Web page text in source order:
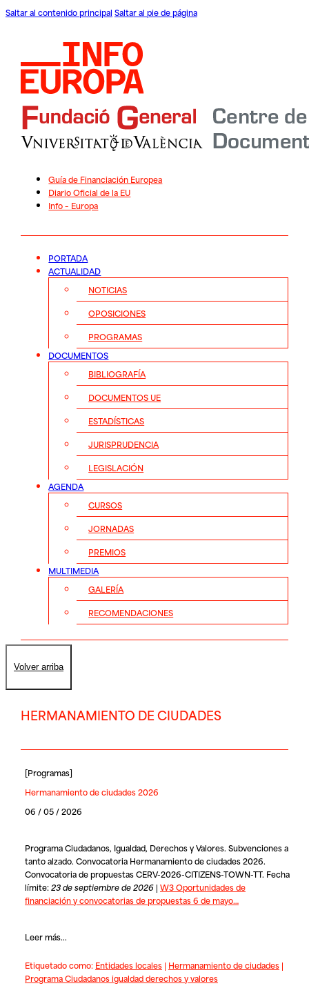
Saltar al contenido principal Saltar al pie de página
Guía de Financiación Europea
Diario Oficial de la EU
Info – Europa
PORTADA
ACTUALIDAD
NOTICIAS
OPOSICIONES
PROGRAMAS
DOCUMENTOS
BIBLIOGRAFÍA
DOCUMENTOS UE
ESTADÍSTICAS
JURISPRUDENCIA
LEGISLACIÓN
AGENDA
CURSOS
JORNADAS
PREMIOS
MULTIMEDIA
GALERÍA
RECOMENDACIONES
Volver arriba
HERMANAMIENTO DE CIUDADES
[Programas]
Hermanamiento de ciudades 2026
06 / 05 / 2026
Programa Ciudadanos, Igualdad, Derechos y Valores. Subvenciones a
tanto alzado. Convocatoria Hermanamiento de ciudades 2026.
Convocatoria de propuestas CERV-2026-CITIZENS-TOWN-TT. Fecha
límite:23 de septiembre de 2026| W3 Oportunidades de
financiación y convocatorias de propuestas 6 de mayo…
Leer más...
Etiquetado como: Entidades locales| Hermanamiento de ciudades|
Programa Ciudadanos igualdad derechos y valores